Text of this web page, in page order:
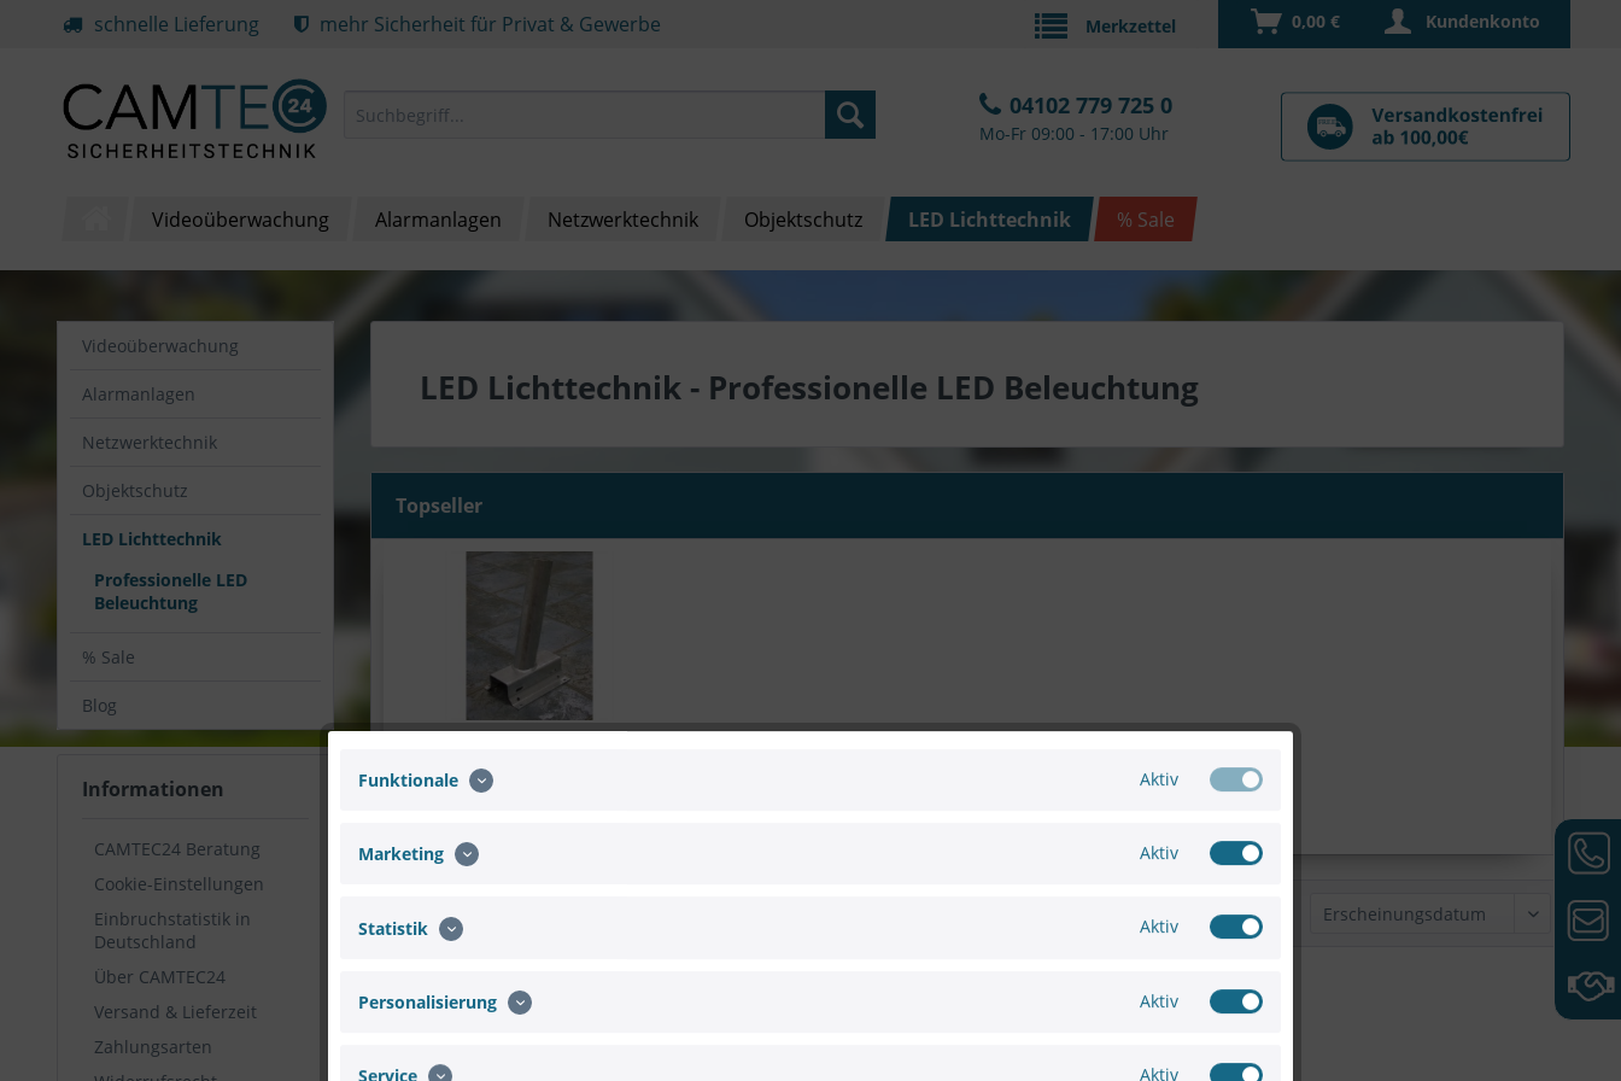
schnelle Lieferung mehr Sicherheit für Privat & Gewerbe Kundenkonto
0,00 €
04102 779 725 0
Mo-Fr 09:00 - 17:00 Uhr
Videoüberwachung Alarmanlagen Netzwerktechnik Objektschutz LED Lichttechnik % Sale
Videoüberwachung
Alarmanlagen
Netzwerktechnik
Objektschutz
LED Lichttechnik
Professionelle LED
Beleuchtung
% Sale
Blog
Informationen
CAMTEC24 Beratung
Cookie-Einstellungen
Einbruchstatistik in
Deutschland
Über CAMTEC24
Versand & Lieferzeit
Zahlungsarten
LED Lichttechnik - Professionelle LED Beleuchtung
Topseller
Straßenleuchten auch Eck-...
Filtern Sortierung:
Funktionale Aktiv
Marketing Aktiv
Statistik Aktiv
Personalisierung Aktiv
Service Aktiv